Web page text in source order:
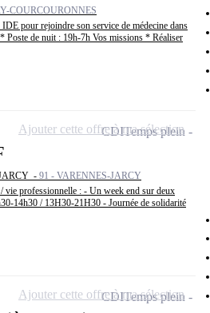
COURCOURONNES
IDE pour rejoindre son service de médecine dans
Poste de nuit : 19h-7h Vos missions * Réaliser
- 91 - VARENNES-JARCY
professionnelle : - Un week end sur deux
14h30 / 13H30-21H30 - Journée de solidarité
CDITemps plein
Ajouter cette offre à ma sélection
CDITemps plein
Ajouter cette offre à ma sélection